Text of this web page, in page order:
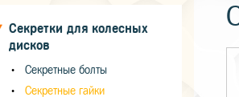
Секретки для колесных
дисков
Секретные болты
Секретные гайки